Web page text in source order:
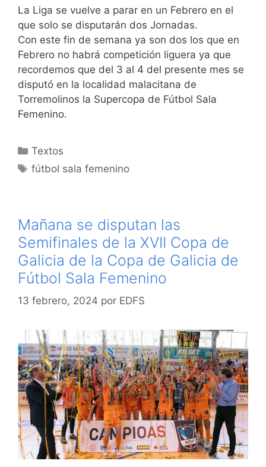
La Liga se vuelve a parar en un Febrero en el
que solo se disputarán dos Jornadas.
Con este fin de semana ya son dos los que en
Febrero no habrá competición liguera ya que
recordemos que del 3 al 4 del presente mes se
disputó en la localidad malacitana de
Torremolinos la Supercopa de Fútbol Sala
Femenino.
Categorías
Textos
Etiquetas
fútbol sala femenino
Mañana se disputan las
Semifinales de la XVII Copa de
Galicia de la Copa de Galicia de
Fútbol Sala Femenino
13 febrero, 2024 por EDFS